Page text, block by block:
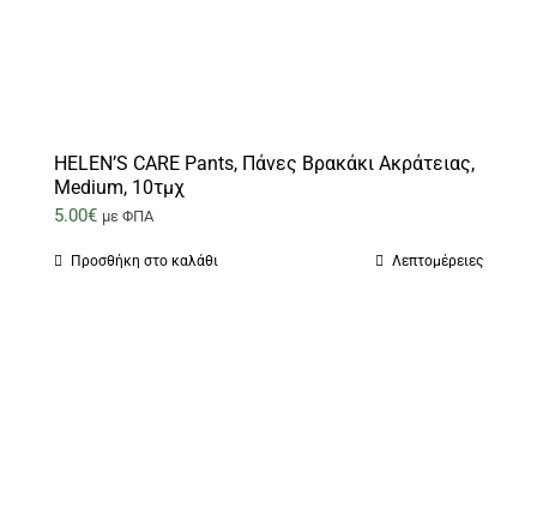
HELEN’S CARE Pants, Πάνες Βρακάκι Ακράτειας,
Medium, 10τμχ
5.00€ με ΦΠΑ
Προσθήκη στο καλάθι Λεπτομέρειες